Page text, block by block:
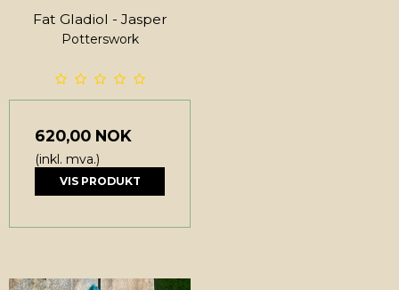
Fat Gladiol - Jasper
Potterswork
620,00 NOK
(inkl. mva.)
VIS PRODUKT